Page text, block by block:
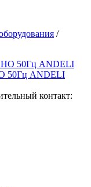
/
50Гц ANDELI
контакт: